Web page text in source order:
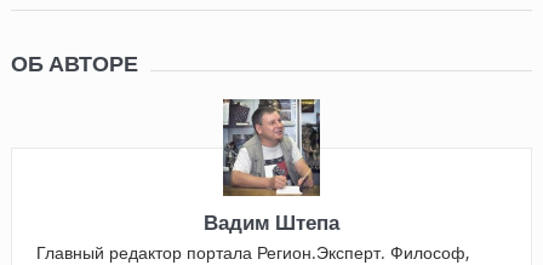
ОБ АВТОРЕ
Вадим Штепа
Главный редактор портала Регион.Эксперт. Философ,